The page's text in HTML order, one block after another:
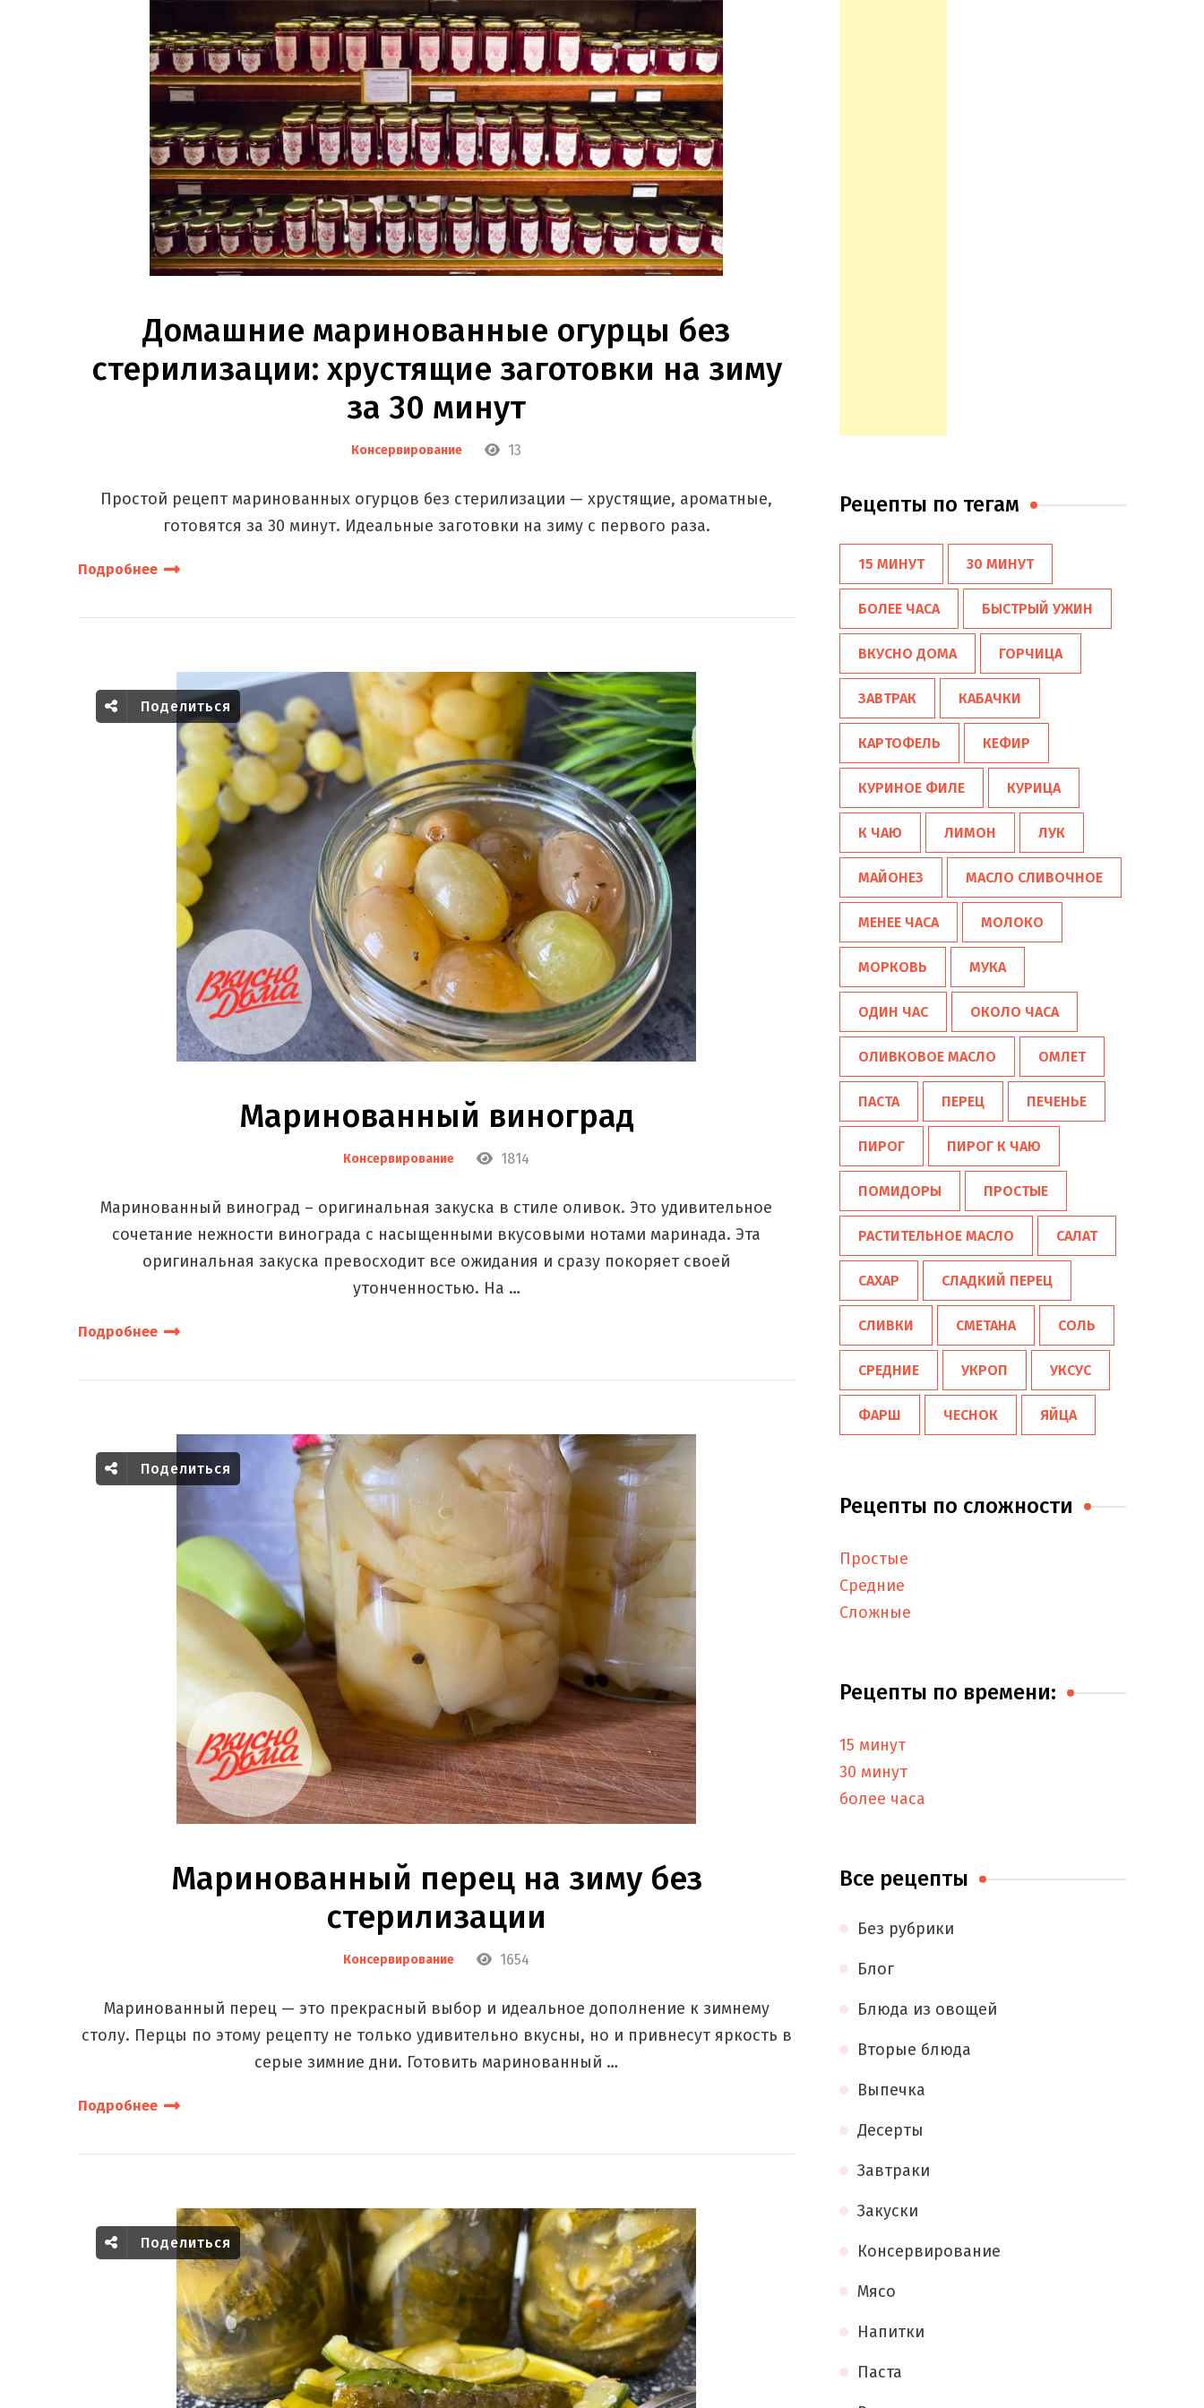
Домашние маринованные огурцы без
стерилизации: хрустящие заготовки на зиму
за 30 минут
Консервирование 13
Простой рецепт маринованных огурцов без стерилизации — хрустящие, ароматные,
готовятся за 30 минут. Идеальные заготовки на зиму с первого раза.
Подробнее
Поделиться
Маринованный виноград
Консервирование 1814
Маринованный виноград – оригинальная закуска в стиле оливок. Это удивительное
сочетание нежности винограда с насыщенными вкусовыми нотами маринада. Эта
оригинальная закуска превосходит все ожидания и сразу покоряет своей
утонченностью. На …
Подробнее
Поделиться
Маринованный перец на зиму без
стерилизации
Консервирование 1654
Маринованный перец — это прекрасный выбор и идеальное дополнение к зимнему
столу. Перцы по этому рецепту не только удивительно вкусны, но и привнесут яркость в
серые зимние дни. Готовить маринованный …
Подробнее
Поделиться
Рецепты по тегам
15 МИНУТ 30 МИНУТ
БОЛЕЕ ЧАСА БЫСТРЫЙ УЖИН
ВКУСНО ДОМА ГОРЧИЦА
ЗАВТРАК КАБАЧКИ
КАРТОФЕЛЬ КЕФИР
КУРИНОЕ ФИЛЕ КУРИЦА
К ЧАЮ ЛИМОН ЛУК
МАЙОНЕЗ МАСЛО СЛИВОЧНОЕ
МЕНЕЕ ЧАСА МОЛОКО
МОРКОВЬ МУКА
ОДИН ЧАС ОКОЛО ЧАСА
ОЛИВКОВОЕ МАСЛО ОМЛЕТ
ПАСТА ПЕРЕЦ ПЕЧЕНЬЕ
ПИРОГ ПИРОГ К ЧАЮ
ПОМИДОРЫ ПРОСТЫЕ
РАСТИТЕЛЬНОЕ МАСЛО САЛАТ
САХАР СЛАДКИЙ ПЕРЕЦ
СЛИВКИ СМЕТАНА СОЛЬ
СРЕДНИЕ УКРОП УКСУС
ФАРШ ЧЕСНОК ЯЙЦА
Рецепты по сложности
Простые
Средние
Сложные
Рецепты по времени:
15 минут
30 минут
более часа
Все рецепты
Без рубрики
Блог
Блюда из овощей
Вторые блюда
Выпечка
Десерты
Завтраки
Закуски
Консервирование
Мясо
Напитки
Паста